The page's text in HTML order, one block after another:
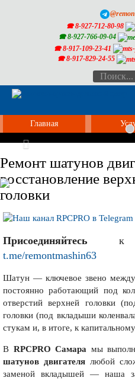
🕿 8-927-712-80-98
🕿 8-927-766-09-04
🕿 8-917-109-23-41
🕿 8-917-829-24-55
Главная
Previous
Ремонт шатунов
восстановление
головки
Присоединяйтесь к
t.me/remontmashin63
Шатун — ключевое звено
постоянно работающий под
отверстий верхней головки
головки (под вкладыши
стукам и, в итоге, к
В RPCPRO Самара мы
шатунов двигателялюбой
заменой вкладышей — наша